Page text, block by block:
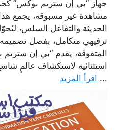
جهاز “بي إن ستريم بوكس”
مشاهدة غير مسبوقة، يجمع هذا
الحديثة والتفاعل السلس،
ترفيهي متكامل، بفضل تصميمه
المتفوقة، يقدم “بي إن
استثنائية لاستكشاف عالمٍ
... اقرأ المزيد